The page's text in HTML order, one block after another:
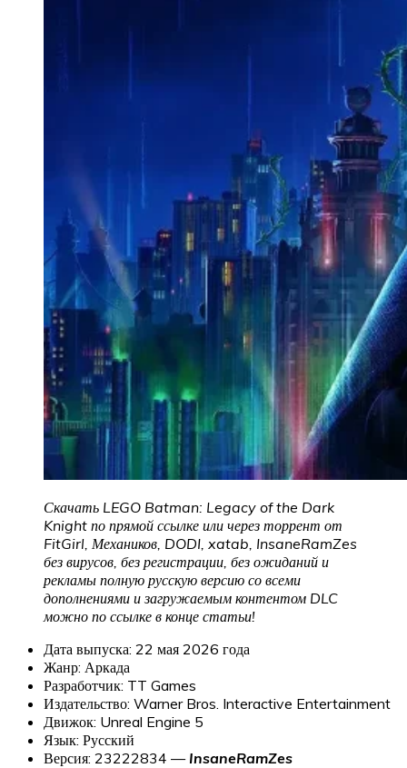
Скачать LEGO Batman: Legacy of the Dark
Knight по прямой ссылке или через торрент от
FitGirl, Механиков, DODI, xatab, InsaneRamZes
без вирусов, без регистрации, без ожиданий и
рекламы полную русскую версию со всеми
дополнениями и загружаемым контентом DLC
можно по ссылке в конце статьи!
Дата выпуска: 22 мая 2026 года
Жанр: Аркада
Разработчик: TT Games
Издательство: Warner Bros. Interactive Entertainment
Движок: Unreal Engine 5
Язык: Русский
Версия: 23222834 — InsaneRamZes